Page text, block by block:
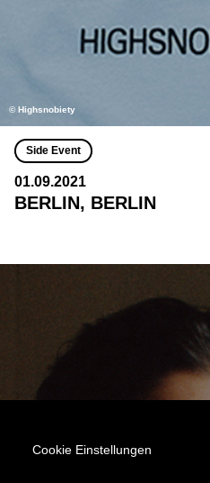
© Highsnobiety
Side Event
01.09.2021
BERLIN, BERLIN
Cookie Einstellungen